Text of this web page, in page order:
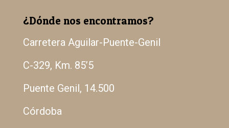
¿Dónde nos encontramos?
Carretera Aguilar-Puente-Genil
C-329, Km. 85’5
Puente Genil, 14.500
Córdoba